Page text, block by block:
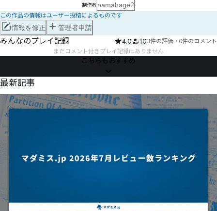
制作者 namahage2
この作品の情報はユーザー投稿によるものです
情報を修正 管理者申請
みんなのプレイ記録 4.0 103件の評価 ・ 0件のコメント
まだコメント付きプレイ記録はありません
こちらもおすすめ
NEWS
最新記事